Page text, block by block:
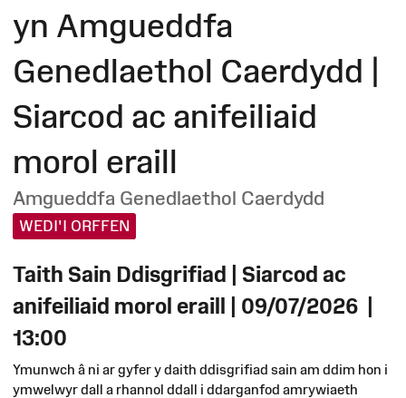
yn Amgueddfa
Genedlaethol Caerdydd |
Siarcod ac anifeiliaid
morol eraill
Amgueddfa Genedlaethol Caerdydd
WEDI'I ORFFEN
Taith Sain Ddisgrifiad | Siarcod ac
anifeiliaid morol eraill | 09/07/2026
13:00
Ymunwch â ni ar gyfer y daith ddisgrifiad sain am ddim hon i
ymwelwyr dall a rhannol ddall i ddarganfod amrywiaeth